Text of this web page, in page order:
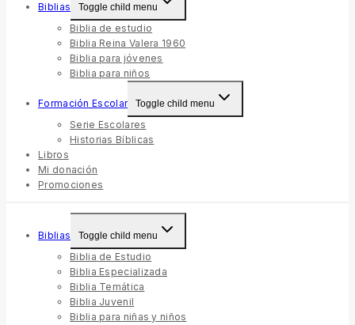
Biblias Toggle child menu
Biblia de estudio
Biblia Reina Valera 1960
Biblia para jóvenes
Biblia para niños
Formación Escolar Toggle child menu
Serie Escolares
Historias Bíblicas
Libros
Mi donación
Promociones
Biblias Toggle child menu
Biblia de Estudio
Biblia Especializada
Biblia Temática
Biblia Juvenil
Biblia para niñas y niños